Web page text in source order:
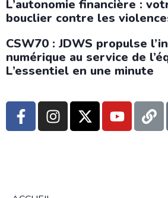
L’autonomie financière :
bouclier contre les
CSW70 : JDWS propulse
numérique au service de
L’essentiel en une minute